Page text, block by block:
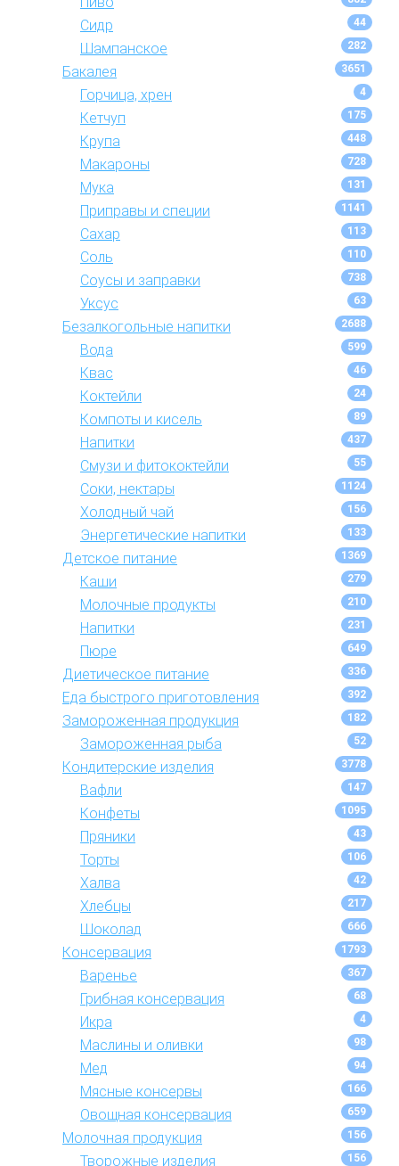
Сидр 44
Шампанское 282
Бакалея 3651
Горчица, хрен 4
Кетчуп 175
Крупа 448
Макароны 728
Мука 131
Приправы и специи 1141
Сахар 113
Соль 110
Соусы и заправки 738
Уксус 63
Безалкогольные напитки 2688
Вода 599
Квас 46
Коктейли 24
Компоты и кисель 89
Напитки 437
Смузи и фитококтейли 55
Соки, нектары 1124
Холодный чай 156
Энергетические напитки 133
Детское питание 1369
Каши 279
Молочные продукты 210
Напитки 231
Пюре 649
Диетическое питание 336
Еда быстрого приготовления 392
Замороженная продукция 182
Замороженная рыба 52
Кондитерские изделия 3778
Вафли 147
Конфеты 1095
Пряники 43
Торты 106
Халва 42
Хлебцы 217
Шоколад 666
Консервация 1793
Варенье 367
Грибная консервация 68
Икра 4
Маслины и оливки 98
Мед 94
Мясные консервы 166
Овощная консервация 659
Молочная продукция 156
Творожные изделия 156